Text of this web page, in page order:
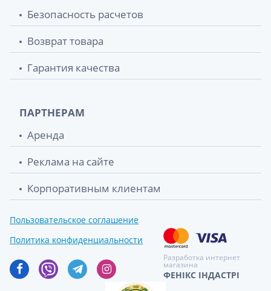
Безопасность расчетов
Возврат товара
Гарантия качества
ПАРТНЕРАМ
Аренда
Реклама на сайте
Корпоративным клиентам
Пользовательское соглашение
Политика конфиденциальности
Разработка интернет
магазина
ФЕНІКС ІНДАСТРІ